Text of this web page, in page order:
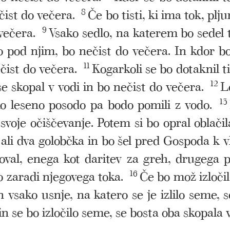
do večera. 8 Če bo tisti, ki ima tok,
9 Vsako sedlo, na katerem bo
njim, bo nečist do večera. In kdor
do večera. 11 Kogarkoli se bo dotaknil
skopal v vodi in bo nečist do večera. 12
posodo pa bodo pomili z vodo.
13
očiščevanje. Potem si bo opral
dva golobčka in bo šel pred Gospoda
enega kot daritev za greh, drugega
njegovega toka. 16 Če bo mož
vsako usnje, na katero se je izlilo
se bo izločilo seme, se bosta oba